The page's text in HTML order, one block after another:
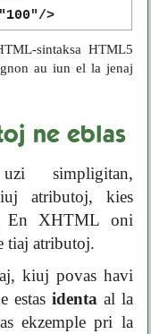
>
sintaksa HTML5
au iun el la jenaj
ne eblas
simpligitan,
atributoj, kies
En XHTML oni
tiaj atributoj.
kiuj povas havi
estasidenta al la
ekzemple pri la